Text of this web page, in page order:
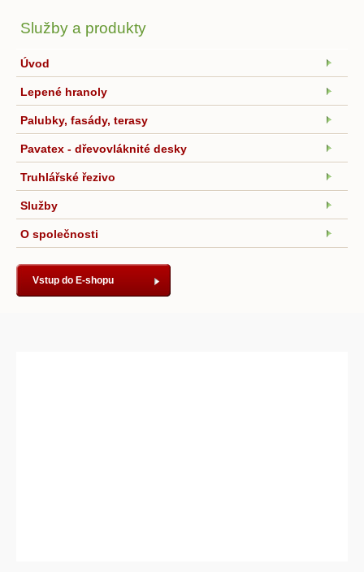
Služby a produkty
Úvod
Lepené hranoly
Palubky, fasády, terasy
Pavatex - dřevovláknité desky
Truhlářské řezivo
Služby
O společnosti
Vstup do E-shopu